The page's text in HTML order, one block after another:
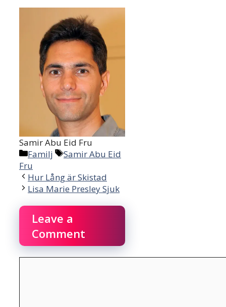
Samir Abu Eid Fru
Categories
Familj Tags
Samir Abu Eid
Fru
Hur Lång är Skistad
Lisa Marie Presley Sjuk
Leave a
Comment